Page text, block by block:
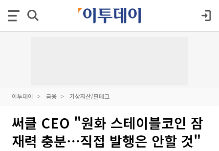
이투데이 금융 가상자산/핀테크
써클 CEO "원화 스테이블코인 잠
재력 충분⋯직접 발행은 안할 것"